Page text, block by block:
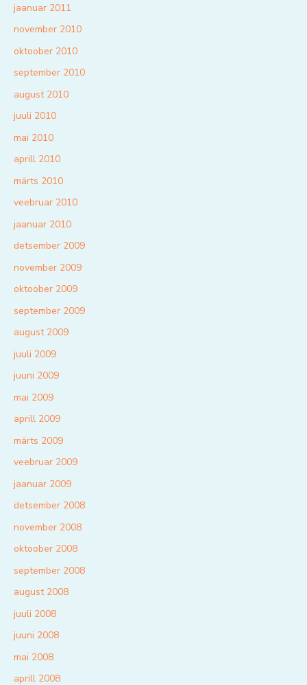
jaanuar 2011
november 2010
oktoober 2010
september 2010
august 2010
juuli 2010
mai 2010
aprill 2010
märts 2010
veebruar 2010
jaanuar 2010
detsember 2009
november 2009
oktoober 2009
september 2009
august 2009
juuli 2009
juuni 2009
mai 2009
aprill 2009
märts 2009
veebruar 2009
jaanuar 2009
detsember 2008
november 2008
oktoober 2008
september 2008
august 2008
juuli 2008
juuni 2008
mai 2008
aprill 2008